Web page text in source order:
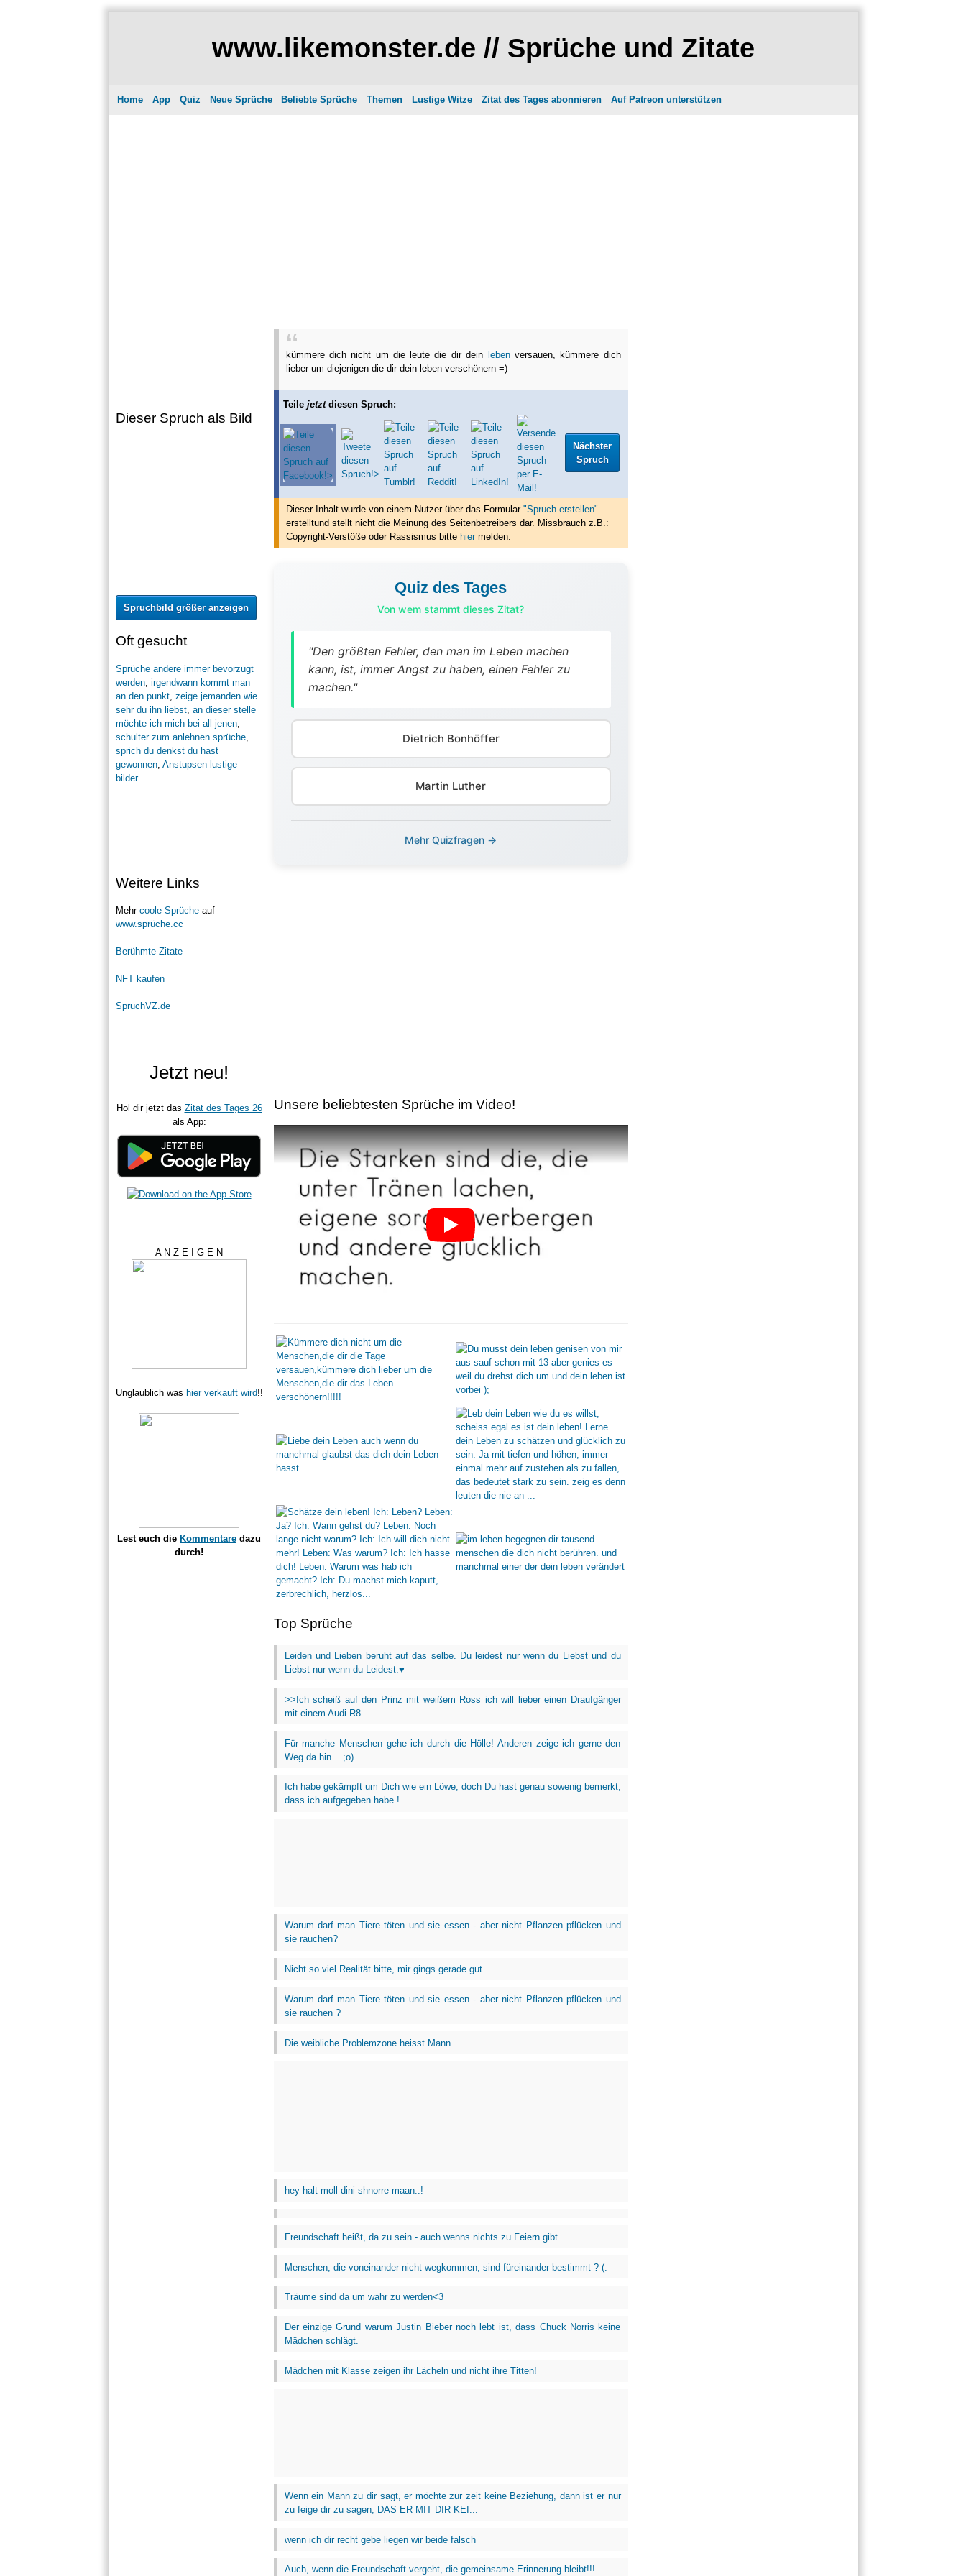
www.likemonster.de // Sprüche und Zitate
Home App Quiz Neue Sprüche Beliebte Sprüche Themen Lustige Witze Zitat des Tages abonnieren Auf Patreon unterstützen
Dieser Spruch als Bild
Spruchbild größer anzeigen
Oft gesucht
Sprüche andere immer bevorzugt
werden, irgendwann kommt man
an den punkt, zeige jemanden wie
sehr du ihn liebst, an dieser stelle
möchte ich mich bei all jenen,
schulter zum anlehnen sprüche,
sprich du denkst du hast
gewonnen, Anstupsen lustige
bilder
Weitere Links
Mehr coole Sprücheauf
www.sprüche.cc
Berühmte Zitate
NFT kaufen
SpruchVZ.de
Jetzt neu!
Hol dir jetzt das Zitat des Tages 26
als App:
A N Z E I G E N
Unglaublich was hier verkauft wird!!
Lest euch die Kommentare dazu
durch!
kümmere dich nicht um die leute die dir dein lebenversauen, kümmere dich
lieber um diejenigen die dir dein leben verschönern =)
Teile jetztdiesen Spruch:
Nächster
Spruch
Dieser Inhalt wurde von einem Nutzer über das Formular "Spruch erstellen"
erstelltund stellt nicht die Meinung des Seitenbetreibers dar. Missbrauch z.B.:
Copyright-Verstöße oder Rassismus bitte hiermelden.
Quiz des Tages
Von wem stammt dieses Zitat?
"Den größten Fehler, den man im Leben machen
kann, ist, immer Angst zu haben, einen Fehler zu
machen."
Dietrich Bonhöffer
Martin Luther
Mehr Quizfragen →
Unsere beliebtesten Sprüche im Video!
Top Sprüche
Leiden und Lieben beruht auf das selbe. Du leidest nur wenn du Liebst und du
Liebst nur wenn du Leidest.♥
>>Ich scheiß auf den Prinz mit weißem Ross ich will lieber einen Draufgänger
mit einem Audi R8
Für manche Menschen gehe ich durch die Hölle! Anderen zeige ich gerne den
Weg da hin... ;o)
Ich habe gekämpft um Dich wie ein Löwe, doch Du hast genau sowenig bemerkt,
dass ich aufgegeben habe !
Warum darf man Tiere töten und sie essen - aber nicht Pflanzen pflücken und
sie rauchen?
Nicht so viel Realität bitte, mir gings gerade gut.
Warum darf man Tiere töten und sie essen - aber nicht Pflanzen pflücken und
sie rauchen ?
Die weibliche Problemzone heisst Mann
hey halt moll dini shnorre maan..!
Freundschaft heißt, da zu sein - auch wenns nichts zu Feiern gibt
Menschen, die voneinander nicht wegkommen, sind füreinander bestimmt ? (:
Träume sind da um wahr zu werden<3
Der einzige Grund warum Justin Bieber noch lebt ist, dass Chuck Norris keine
Mädchen schlägt.
Mädchen mit Klasse zeigen ihr Lächeln und nicht ihre Titten!
Wenn ein Mann zu dir sagt, er möchte zur zeit keine Beziehung, dann ist er nur
zu feige dir zu sagen, DAS ER MIT DIR KEI...
wenn ich dir recht gebe liegen wir beide falsch
Auch, wenn die Freundschaft vergeht, die gemeinsame Erinnerung bleibt!!!